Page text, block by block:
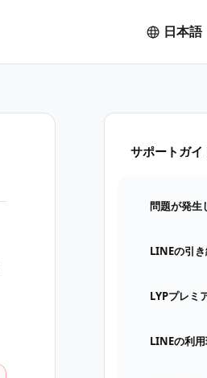
日本語
サポートガイ
問題が発生
LINEの引
LYPプレミ
LINEの利用